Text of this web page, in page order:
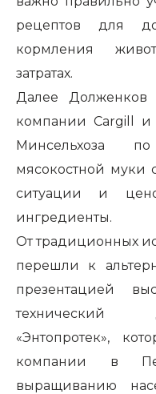
рецептов для
кормления
затратах.
Далее Долженков
компании Cargill
и
Минсельхоза
мясокостной муки
ситуации и
ингредиенты.
От традиционных
перешли к
презентацией
технический
«Энтопротек»,
компании в
выращиванию